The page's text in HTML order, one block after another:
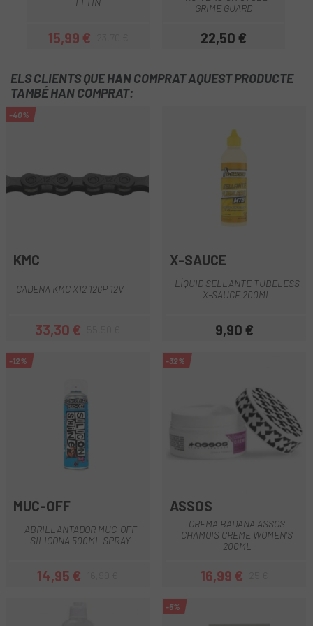
Preu
15,99 €Preu regular
GRIME GUARD
Preu
22,50 €
ELS CLIENTS QUE HAN COMPRAT AQUEST PRODUCTE
TAMBÉ HAN COMPRAT:
-40%
KMC
CADENA KMC X12 126P 12V
Preu
33,30 €Preu regular
X-SAUCE
LÍQUID SELLANTE TUBELESS
X-SAUCE 200ML
Preu
9,90 €
-12%
MUC-OFF
ABRILLANTADOR MUC-OFF
SILICONA 500ML SPRAY
Preu
14,95 €Preu regular
-32%
ASSOS
CREMA BADANA ASSOS
CHAMOIS CREME WOMEN'S
200ML
Preu
16,99 €Preu regular
-5%